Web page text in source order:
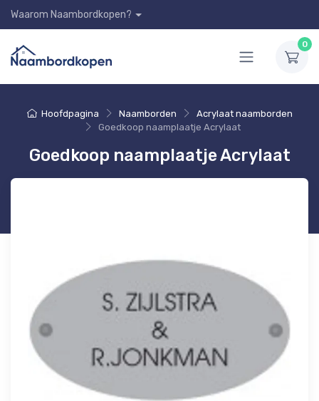
Waarom Naambordkopen?
0
Hoofdpagina Naamborden
Acrylaat naamborden
Goedkoop naamplaatje Acrylaat
Goedkoop naamplaatje Acrylaat